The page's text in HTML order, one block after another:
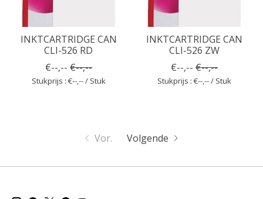
INKTCARTRIDGE CAN
CLI-526 RD
€--,-- €--,--
Stukprijs : €--,-- / Stuk
INKTCARTRIDGE CAN
CLI-526 ZW
€--,-- €--,--
Stukprijs : €--,-- / Stuk
Vor. Volgende